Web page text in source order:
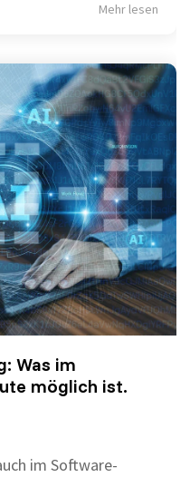
Mehr lesen
Was im
möglich ist.
im Software-